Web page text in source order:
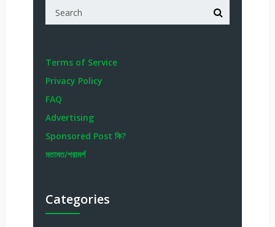
Terms of Service
Privacy Policy
FAQ
Advertising
Sponsored Post কি?
মতামত/পরামর্শ
Categories